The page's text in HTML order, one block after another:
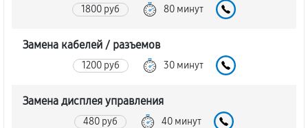
1800 руб 80 минут
Замена кабелей / разъемов
1200 руб 30 минут
Замена дисплея управления
480 руб 40 минут